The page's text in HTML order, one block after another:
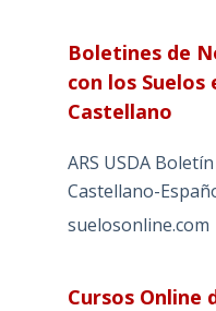
Boletines de
con los Suelos
Castellano
ARS USDA
Castellano-
suelosonline.com
Cursos Online